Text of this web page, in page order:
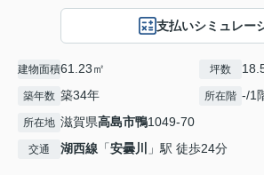
支払いシミュレー
建物面積61.23㎡ 坪数
築年数 築34年 所在階 -/1
所在地 滋賀県高島市鴨1049-70
交通 湖西線 「安曇川 」駅 徒歩24分